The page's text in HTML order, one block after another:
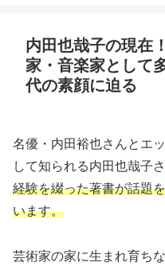
内田也哉子の現在
家・音楽家として
代の素顔に迫る
名優・内田裕也さんとエ
して知られる内田也哉子さ
経験を綴った著書が話題
います。
芸術家の家に生まれ育ちな